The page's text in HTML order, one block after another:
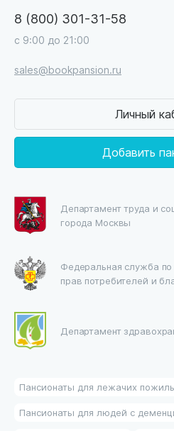
8 (800) 301-31-58
с 9:00 до 21:00
sales@bookpansion.ru
Личный
Добавить
Департамент труда и
города Москвы
Федеральная служба
прав потребителей и
Департамент
Пансионаты для лежачих
Пансионаты для людей с